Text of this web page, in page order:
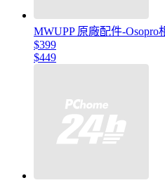
MWUPP 原廠配件-Osopro
$399
$449